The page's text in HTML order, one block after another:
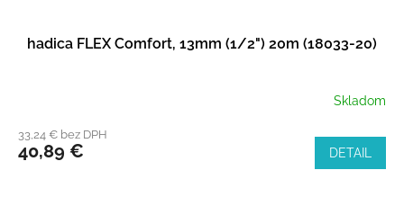
hadica FLEX Comfort, 13mm (1/2") 20m (18033-20)
Skladom
33,24 € bez DPH
40,89 € DETAIL